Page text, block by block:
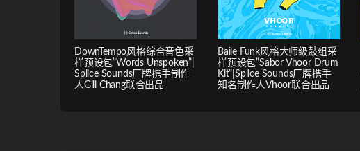
DownTempo风格综合音色采
样预设包”Words Unspoken”|
Splice Sounds厂牌携手制作
人Gill Chang联合出品
Baile Funk风格大师级鼓组采
样预设包”Sabor Vhoor Drum
Kit”|Splice Sounds厂牌携手
知名制作人Vhoor联合出品